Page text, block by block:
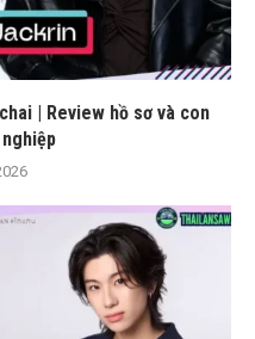
| Review hồ sơ và con